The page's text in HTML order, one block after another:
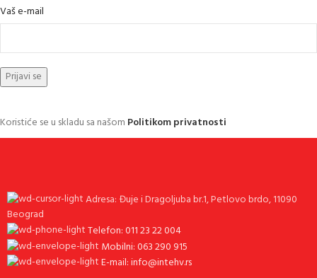
Vaš e-mail
Koristiće se u skladu sa našom Politikom privatnosti
Adresa: Đuje i Dragoljuba br.1, Petlovo brdo, 11090
Beograd
Telefon: 011 23 22 004
Mobilni: 063 290 915
E-mail: info@intehv.rs